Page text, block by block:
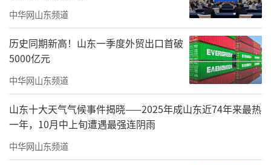
开幕式上，张殿臣书记为研讨会致辞，对
各位领导、专家的莅临表示热烈欢迎和衷心感
谢。他指出，本次研讨会是学校落实立德树人
根本任务、推进“大思政课”建设走深走实的
重要举措，学校将以此次研讨为契机，深挖红
色资源内涵，创新思政教学模式，让山东早期
革命者的革命精神成为滋养青年学子的鲜活教
材，让革命精神转化为实践育人实效，赋能学
中华网山东频道
历史同期新高！山东一季度外贸出口首破
5000亿元
中华网山东频道
山东十大天气气候事件揭晓——2025年成山东近74年来最热
一年，10月中上旬遭遇最强连阴雨
中华网山东频道